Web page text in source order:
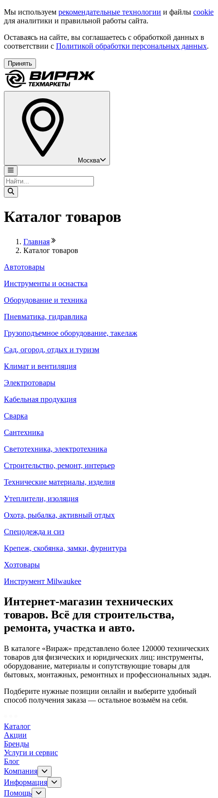
Мы используем рекомендательные технологии и файлы cookie
для аналитики и правильной работы сайта.
Оставаясь на сайте, вы соглашаетесь с обработкой данных в
соответствии с Политикой обработки персональных данных.
Принять
Москва
Каталог товаров
Главная
Каталог товаров
Автотовары
Инструменты и оснастка
Оборудование и техника
Пневматика, гидравлика
Грузоподъемное оборудование, такелаж
Сад, огород, отдых и туризм
Климат и вентиляция
Электротовары
Кабельная продукция
Сварка
Сантехника
Светотехника, электротехника
Строительство, ремонт, интерьер
Технические материалы, изделия
Утеплители, изоляция
Охота, рыбалка, активный отдых
Спецодежда и сиз
Крепеж, скобянка, замки, фурнитура
Хозтовары
Инструмент Milwaukee
Интернет-магазин технических
товаров. Всё для строительства,
ремонта, участка и авто.
В каталоге «Вираж» представлено более 120000 технических
товаров для физических и юридических лиц: инструменты,
оборудование, материалы и сопутствующие товары для
бытовых, монтажных, ремонтных и профессиональных задач.
Подберите нужные позиции онлайн и выберите удобный
способ получения заказа — остальное возьмём на себя.
Каталог
Акции
Бренды
Услуги и сервис
Блог
Компания
Информация
Помощь